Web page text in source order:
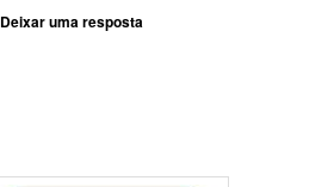
Deixar uma resposta